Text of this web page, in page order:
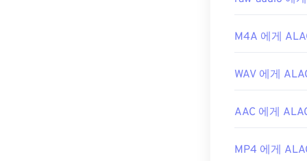
M4A 에게
WAV 에게
AAC 에게
MP4 에게